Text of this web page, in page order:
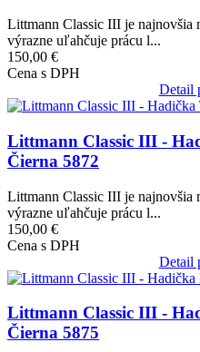
Littmann Classic III je najnovšia
výrazne uľahčuje prácu l...
150,00 €
Cena s DPH
Detail
Obrázok
Littmann Classic III -
Čierna 5872
Littmann Classic III je najnovšia
výrazne uľahčuje prácu l...
150,00 €
Cena s DPH
Detail
Obrázok
Littmann Classic III -
Čierna 5875